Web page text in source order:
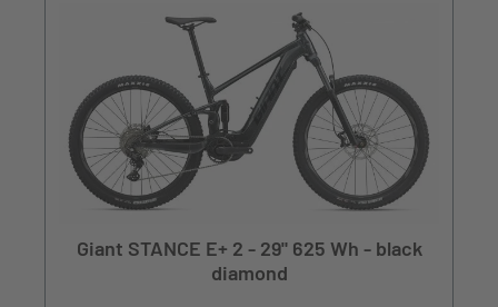
Giant STANCE E+ 2 - 29" 625 Wh - black
diamond